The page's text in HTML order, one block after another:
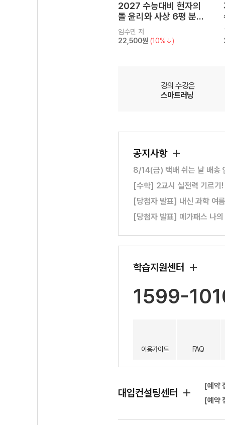
2027 수능대비 현자의
돌 윤리와 사상 6평 분
석서&EBS 수능완성 연
계 N제
임수민 저
22,500원 (10%↓)
강의 수강은
스마트러닝
공지사항
8/14(금) 택배 쉬는 날 배송
[수학] 2교시 실전력 기르기
[당첨자 발표] 내신 과학 여
[당첨자 발표] 메가패스 나
학습지원센터
1599-
이용가이드 FAQ
대입컨설팅센터
[예약
[예약